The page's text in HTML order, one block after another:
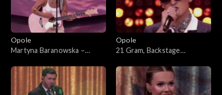
Opole
Martyna Baranowska –
„Debiuty”
Opole
21 Gram, Backstage
być”. 63. KFPP: Koncert
„Debiuty”